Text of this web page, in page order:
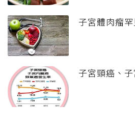
子宮體肉瘤
子宮頸癌、